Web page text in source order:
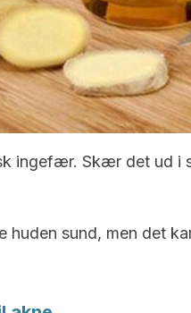
ingefær. Skær det ud i
sund, men det